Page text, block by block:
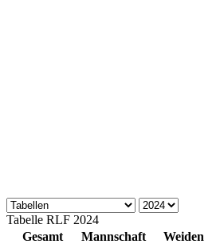
Tabelle RLF 2024
Gesamt
Mannschaft Weiden